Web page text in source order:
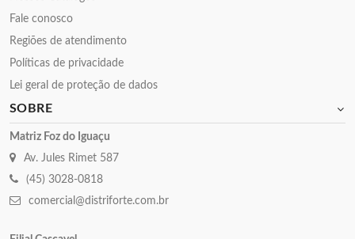
Fale conosco
Regiões de atendimento
Políticas de privacidade
Lei geral de proteção de dados
SOBRE
Matriz Foz do Iguaçu
Av. Jules Rimet 587
(45) 3028-0818
comercial@distriforte.com.br